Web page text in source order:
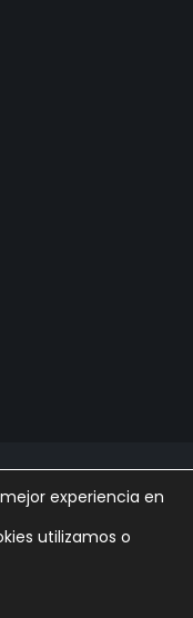
Cookies Privacidad
experiencia en
utilizamos o